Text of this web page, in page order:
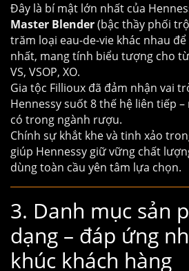
Đây là bí mật lớn nhất của
Master Blender(bậc thầy phối
trăm loại eau-de-vie khác nhau
nhất, mang tính biểu tượng cho
VS, VSOP, XO.
Gia tộc Fillioux đã đảm nhận vai
Hennessy suốt 8 thế hệ liên tiếp
có trong ngành rượu.
Chính sự khắt khe và tinh xảo
giúp Hennessy giữ vững chất
dùng toàn cầu yên tâm lựa chọn.
3. Danh mục sản
dạng – đáp ứng
khúc khách hàng